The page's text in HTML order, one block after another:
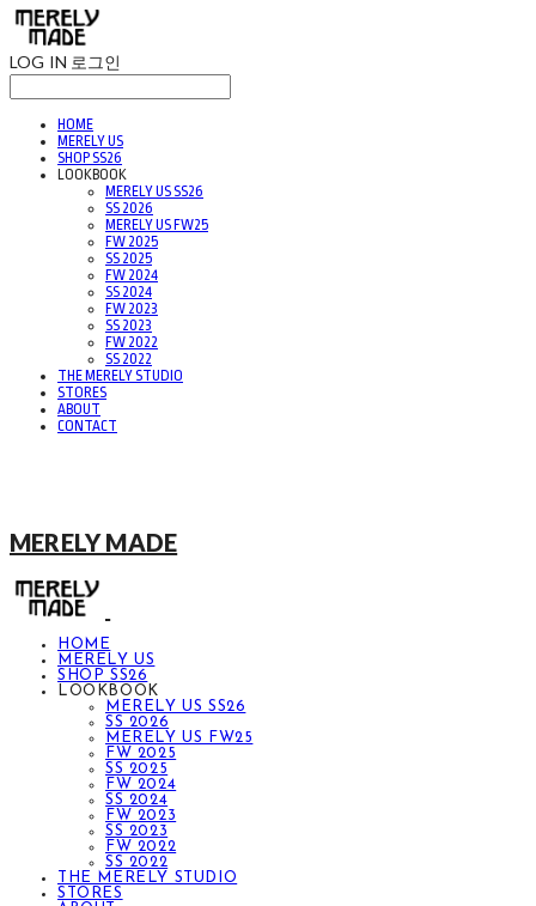
LOG IN 로그인
HOME
MERELY US
SHOP SS26
LOOKBOOK
MERELY US SS26
SS 2026
MERELY US FW25
FW 2025
SS 2025
FW 2024
SS 2024
FW 2023
SS 2023
FW 2022
SS 2022
THE MERELY STUDIO
STORES
ABOUT
CONTACT
MERELY MADE
HOME
MERELY US
SHOP SS26
LOOKBOOK
MERELY US SS26
SS 2026
MERELY US FW25
FW 2025
SS 2025
FW 2024
SS 2024
FW 2023
SS 2023
FW 2022
SS 2022
THE MERELY STUDIO
STORES